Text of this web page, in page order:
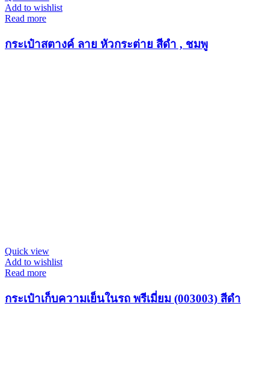
Add to wishlist
Read more
กระเป๋าสตางค์ ลาย หัวกระต่าย สีดำ , ชมพู
Quick view
Add to wishlist
Read more
กระเป๋าเก็บความเย็นในรถ พรีเมี่ยม (003003) สีดำ